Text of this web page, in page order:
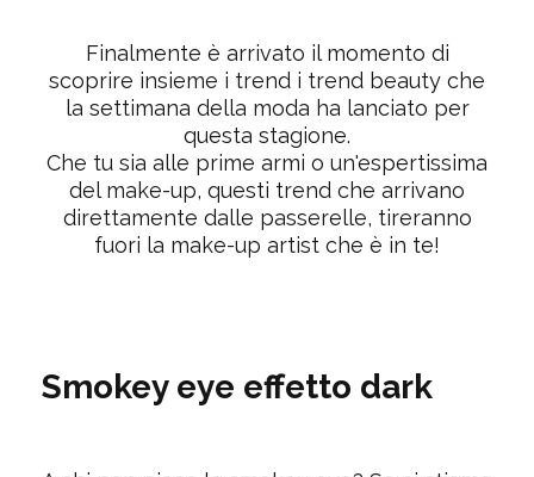
Finalmente è arrivato il momento di
scoprire insieme i trend i trend beauty che
la settimana della moda ha lanciato per
questa stagione.
Che tu sia alle prime armi o un'espertissima
del make-up, questi trend che arrivano
direttamente dalle passerelle, tireranno
fuori la make-up artist che è in te!
Smokey eye effetto dark